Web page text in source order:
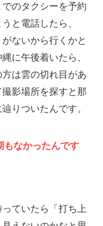
でのタクシーを予約
と電話したら、
ないから行くかと
に午後着いたら、
は雲の切れ目があ
影場所を探すと那
りついたんです。
もなかったんです
ていたら「打ち上